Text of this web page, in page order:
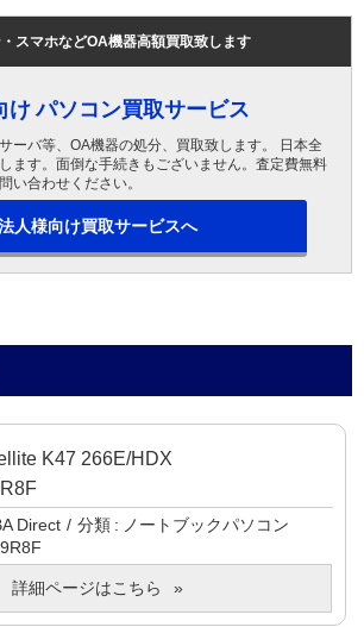
スマホなどOA機器高額買取致します
け パソコン買取サービス
ーバ等、OA機器の処分、買取致します。 日本全
ます。面倒な手続きもございません。査定費無料
い合わせください。
人様向け買取サービスへ
K47 266E/HDX
Direct 分類
ノートブックパソコン
詳細ページはこちら